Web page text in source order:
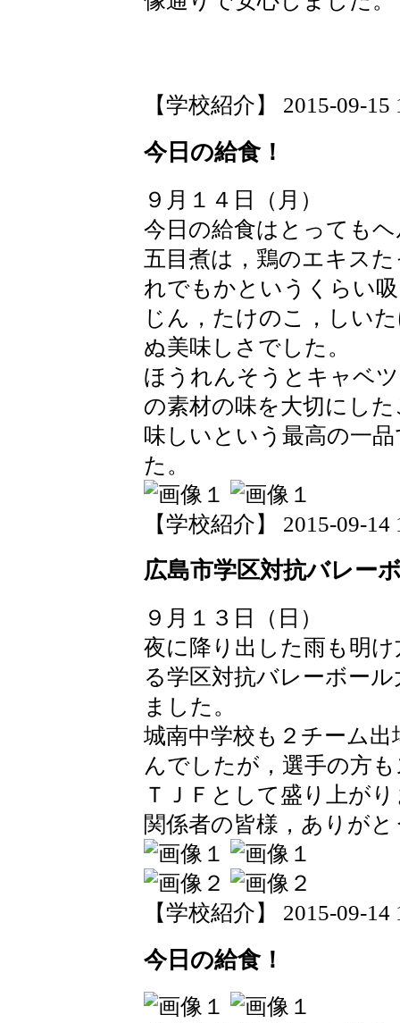
【学校紹介】 2015-09-15
今日の給食！
９月１４日（月）
今日の給食はとっても
五目煮は，鶏のエキス
れでもかというくらい
じん，たけのこ，しい
ぬ美味しさでした。
ほうれんそうとキャベ
の素材の味を大切にし
味しいという最高の一
た。
【学校紹介】 2015-09-14
広島市学区対抗バレー
９月１３日（日）
夜に降り出した雨も明
る学区対抗バレーボー
ました。
城南中学校も２チーム
んでしたが，選手の方
ＴＪＦとして盛り上が
関係者の皆様，ありが
【学校紹介】 2015-09-14
今日の給食！